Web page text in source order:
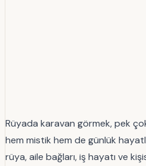
Rüyada karavan görmek, pek
hem mistik hem de günlük
rüya, aile bağları, iş hayatı ve